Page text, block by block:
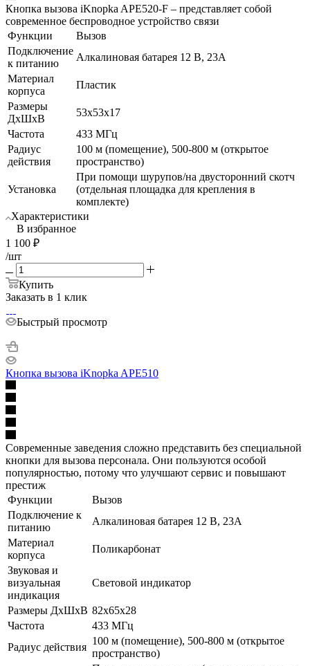
Кнопка вызова iKnopka APE520-F – представляет собой
современное беспроводное устройство связи
Функции
Вызов
Подключение
к питанию
Алкалиновая батарея 12 В, 23A
Материал
корпуса
Пластик
Размеры
ДхШхВ
53х53х17
Частота
433 МГц
Радиус
действия
100 м (помещение), 500-800 м (открытое
пространство)
Установка
При помощи шурупов/на двусторонний скотч
(отдельная площадка для крепления в
комплекте)
Характеристики
В избранное
1 100 ₽
/шт
Купить
Заказать в 1 клик
Быстрый просмотр
Кнопка вызова iKnopka APE510
Современные заведения сложно представить без специальной
кнопки для вызова персонала. Они пользуются особой
популярностью, потому что улучшают сервис и повышают
престиж
Функции
Вызов
Подключение к
питанию
Алкалиновая батарея 12 В, 23A
Материал
корпуса
Поликарбонат
Звуковая и
визуальная
индикация
Световой индикатор
Размеры ДхШхВ 82х65х28
Частота
433 МГц
Радиус действия
100 м (помещение), 500-800 м (открытое
пространство)